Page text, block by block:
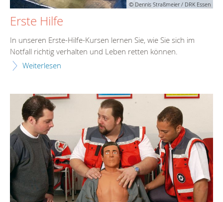
© Dennis Straßmeier / DRK Essen
Erste Hilfe
In unseren Erste-Hilfe-Kursen lernen Sie, wie Sie sich im
Notfall richtig verhalten und Leben retten können.
Weiterlesen